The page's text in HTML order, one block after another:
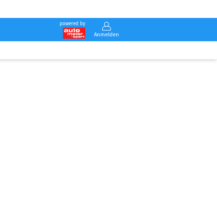
powered by
Anmelden